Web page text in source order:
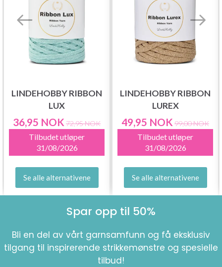
LINDEHOBBY RIBBON
LUX
36,95 NOK 72,95 NOK
Tilbudet utløper
31/08/2026
Se alle alternativene
LINDEHOBBY RIBBON
LUREX
49,95 NOK 99,00 NOK
Tilbudet utløper
31/08/2026
Se alle alternativene
Spar opp til 50%
Bli en del av vårt garnsamfunn og få eksklusiv
tilgang til inspirerende strikkemønstre og spesielle
tilbud!